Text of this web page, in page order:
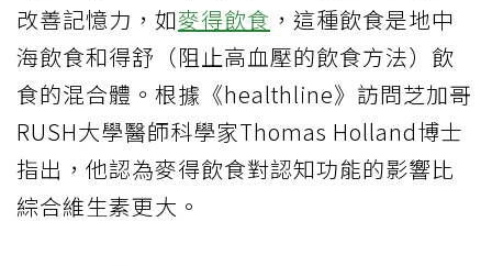
改善記憶力，如麥得飲食 ，這種飲食是地中
海飲食和得舒（阻止高血壓的飲食方法）飲
食的混合體。根據《healthline》訪問芝加哥
RUSH大學醫師科學家Thomas Holland博士
指出，他認為麥得飲食對認知功能的影響比
綜合維生素更大。